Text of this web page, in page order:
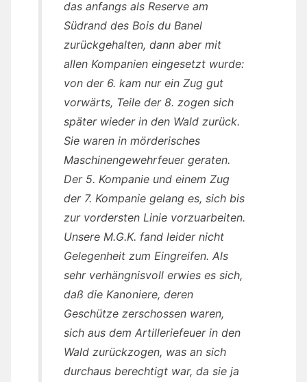
das anfangs als Reserve am
Südrand des Bois du Banel
zurückgehalten, dann aber mit
allen Kompanien eingesetzt wurde:
von der 6. kam nur ein Zug gut
vorwärts, Teile der 8. zogen sich
später wieder in den Wald zurück.
Sie waren in mörderisches
Maschinengewehrfeuer geraten.
Der 5. Kompanie und einem Zug
der 7. Kompanie gelang es, sich bis
zur vordersten Linie vorzuarbeiten.
Unsere M.G.K. fand leider nicht
Gelegenheit zum Eingreifen. Als
sehr verhängnisvoll erwies es sich,
daß die Kanoniere, deren
Geschütze zerschossen waren,
sich aus dem Artilleriefeuer in den
Wald zurückzogen, was an sich
durchaus berechtigt war, da sie ja